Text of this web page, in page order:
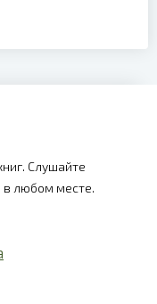
Слушайте
в любом месте.